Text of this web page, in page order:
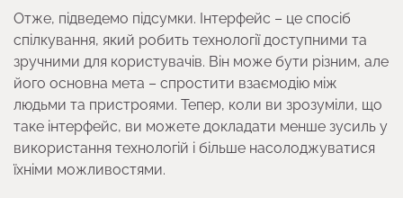
Отже, підведемо підсумки. Інтерфейс – це спосіб
спілкування, який робить технології доступними та
зручними для користувачів. Він може бути різним, але
його основна мета – спростити взаємодію між
людьми та пристроями. Тепер, коли ви зрозуміли, що
таке інтерфейс, ви можете докладати менше зусиль у
використання технологій і більше насолоджуватися
їхніми можливостями.